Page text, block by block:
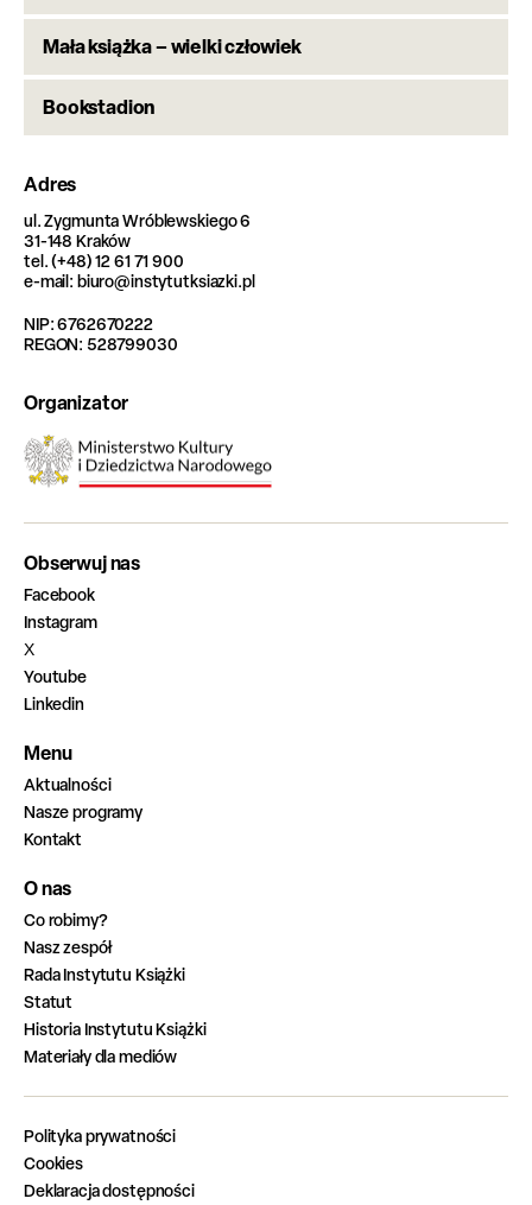
Mała książka – wielki człowiek
Bookstadion
Adres
ul. Zygmunta Wróblewskiego 6
31-148 Kraków
tel. (+48) 12 61 71 900
e-mail: biuro@instytutksiazki.pl
NIP: 6762670222
REGON: 528799030
Organizator
Obserwuj nas
Facebook
Instagram
X
Youtube
Linkedin
Menu
Aktualności
Nasze programy
Kontakt
O nas
Co robimy?
Nasz zespół
Rada Instytutu Książki
Statut
Historia Instytutu Książki
Materiały dla mediów
Polityka prywatności
Cookies
Deklaracja dostępności